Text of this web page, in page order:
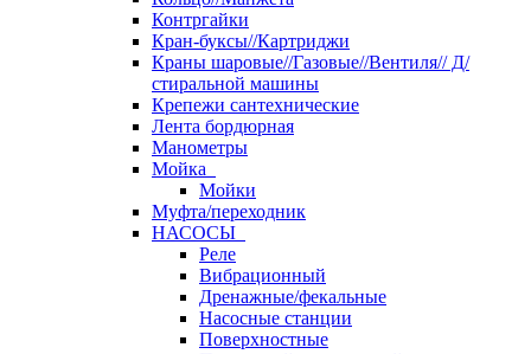
Контргайки
Кран-буксы//Картриджи
Краны шаровые//Газовые//Вентиля// Д/
стиральной машины
Крепежи сантехнические
Лента бордюрная
Манометры
Мойка
Мойки
Муфта/переходник
НАСОСЫ
Реле
Вибрационный
Дренажные/фекальные
Насосные станции
Поверхностные